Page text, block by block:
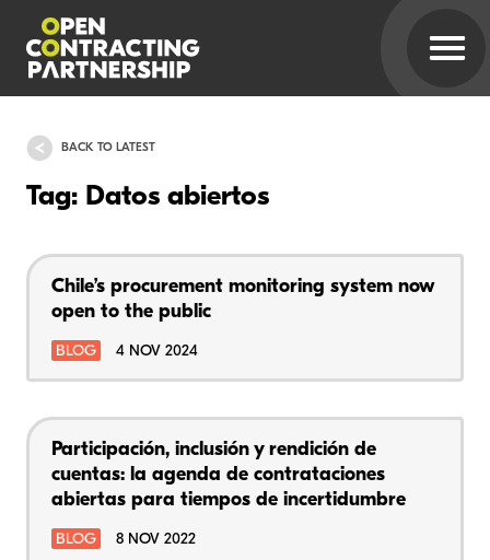
BACK TO LATEST
Tag: Datos abiertos
Chile’s procurement monitoring system now
open to the public
BLOG 4 NOV 2024
Participación, inclusión y rendición de
cuentas: la agenda de contrataciones
abiertas para tiempos de incertidumbre
BLOG 8 NOV 2022